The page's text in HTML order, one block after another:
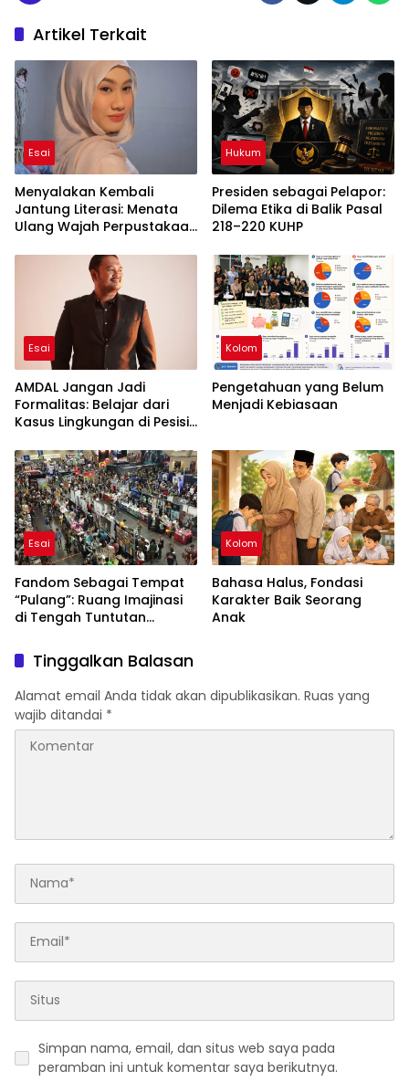
Artikel Terkait
Esai
Menyalakan Kembali
Jantung Literasi: Menata
Ulang Wajah Perpustakaan
Hukum
Presiden sebagai Pelapor:
Dilema Etika di Balik Pasal
218–220 KUHP
Esai
AMDAL Jangan Jadi
Formalitas: Belajar dari
Kasus Lingkungan di Pesisir
Kolom
Pengetahuan yang Belum
Menjadi Kebiasaan
Esai
Fandom Sebagai Tempat
“Pulang”: Ruang Imajinasi
di Tengah Tuntutan
Kolom
Bahasa Halus, Fondasi
Karakter Baik Seorang
Anak
Tinggalkan Balasan
Alamat email Anda tidak akan dipublikasikan. Ruas yang
wajib ditandai *
Simpan nama, email, dan situs web saya pada
peramban ini untuk komentar saya berikutnya.